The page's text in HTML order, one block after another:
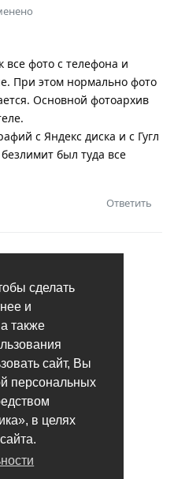
сделать
и
также
сайт, Вы
персональных
в целях
фото с телефона и
При этом нормально фото
Основной фотоархив
с Яндекс диска и с Гугл
был туда все
Ответить